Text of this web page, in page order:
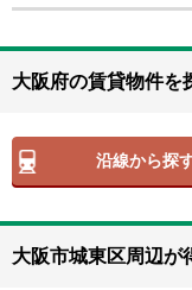
大阪府の賃貸物件を
沿線から探
大阪市城東区周辺が